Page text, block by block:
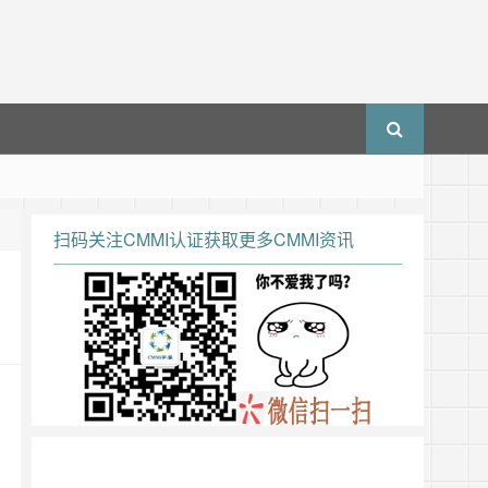
扫码关注CMMI认证获取更多CMMI资讯